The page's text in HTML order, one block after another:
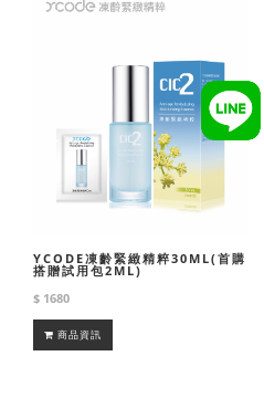
YCODE凍齡緊緻精粹30ML(首購
搭贈試用包2ML)
$ 1680
商品資訊